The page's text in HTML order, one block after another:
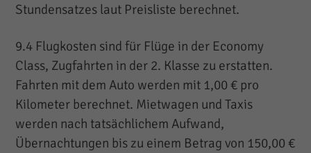
Stundensatzes laut Preisliste berechnet.
9.4 Flugkosten sind für Flüge in der Economy
Class, Zugfahrten in der 2. Klasse zu erstatten.
Fahrten mit dem Auto werden mit 1,00 € pro
Kilometer berechnet. Mietwagen und Taxis
werden nach tatsächlichem Aufwand,
Übernachtungen bis zu einem Betrag von 150,00 €